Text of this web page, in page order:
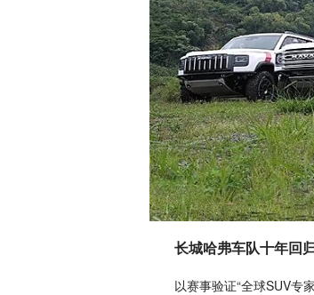
长城哈弗车队十年回
以赛事验证“全球SUV专家